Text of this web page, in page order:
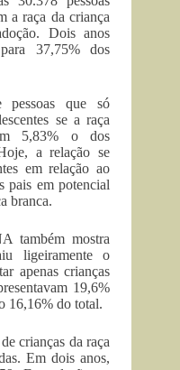
a raça da criança
Dois anos
37,75% dos
que só
se a raça
5,83% o dos
a relação se
em relação ao
pais em potencial
branca.
também mostra
ligeiramente o
apenas crianças
19,6%
16,16% do total.
crianças da raça
Em dois anos,